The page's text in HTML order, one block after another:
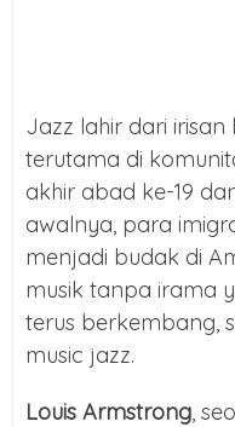
Jazz lahir dari
terutama di
akhir abad ke-19
awalnya, para
menjadi budak di
musik tanpa irama
terus berkembang,
music jazz.
Louis Armstrong,